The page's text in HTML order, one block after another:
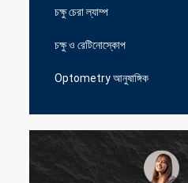
চক্ষু চেরা ল্যাম্প
চক্ষু ও রেটিনোস্কোপ
Optometry আনুষাঙ্গিক